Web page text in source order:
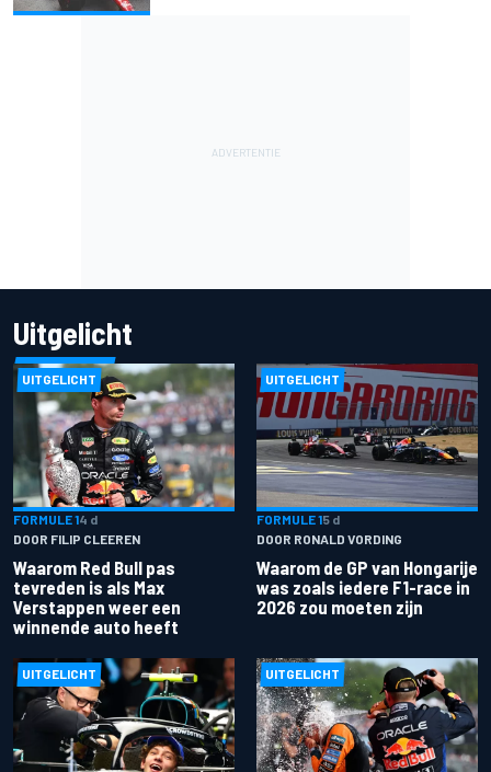
Uitgelicht
UITGELICHT
FORMULE 14 d
DOOR FILIP CLEEREN
Waarom Red Bull pas
tevreden is als Max
Verstappen weer een
winnende auto heeft
UITGELICHT
FORMULE 15 d
DOOR RONALD VORDING
Waarom de GP van Hongarije
was zoals iedere F1-race in
2026 zou moeten zijn
UITGELICHT UITGELICHT